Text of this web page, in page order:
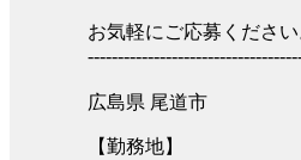
お気軽にご応募ください
広島県 尾道市
【勤務地】